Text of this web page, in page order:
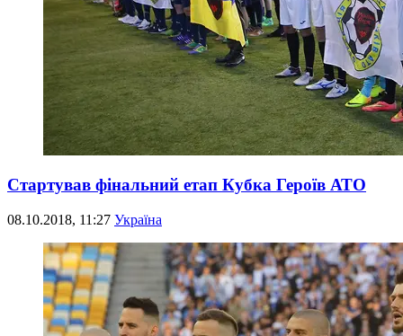
Стартував фінальний етап Кубка Героїв АТО
08.10.2018, 11:27 Україна